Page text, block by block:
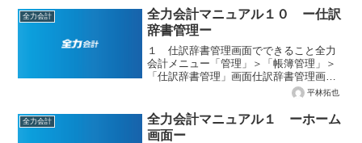
全力会計
全力会計マニュアル１０ ー仕訳
辞書管理ー
１ 仕訳辞書管理画面でできること全力
会計メニュー「管理」＞「帳簿管理」＞
「仕訳辞書管理」画面仕訳辞書管理画面
では、次のことを行うことができま
す。・仕訳辞書を登録する・登録した仕
訳辞書の内容を確認する・登録した仕訳
辞書の内容を修正する・登録し...
平林拓也
全力会計
全力会計マニュアル１ ーホーム
画面ー